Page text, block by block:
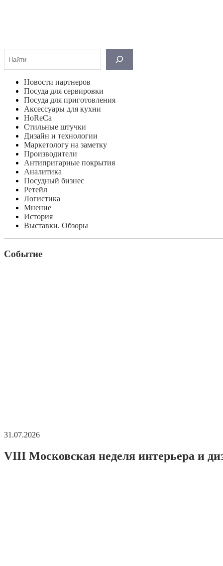
Новости партнеров
Посуда для сервировки
Посуда для приготовления
Аксессуары для кухни
HoReCa
Стильные штучки
Дизайн и технологии
Маркетологу на заметку
Производители
Антипригарные покрытия
Аналитика
Посудный бизнес
Ретейл
Логистика
Мнение
История
Выставки. Обзоры
Событие
31.07.2026
VIII Московская неделя интерьера и